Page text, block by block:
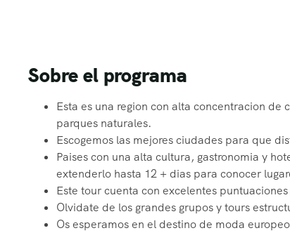
Sobre el programa
Esta es una region con alta concentracion
parques naturales.
Escogemos las mejores ciudades para que
Paises con una alta cultura, gastronomia y
extenderlo hasta 12 + dias para conocer
Este tour cuenta con excelentes
Olvidate de los grandes grupos y tours
Os esperamos en el destino de moda